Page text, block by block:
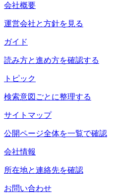
会社概要
運営会社と方針を見る
ガイド
読み方と進め方を確認する
トピック
検索意図ごとに整理する
サイトマップ
公開ページ全体を一覧で確認
会社情報
所在地と連絡先を確認
お問い合わせ